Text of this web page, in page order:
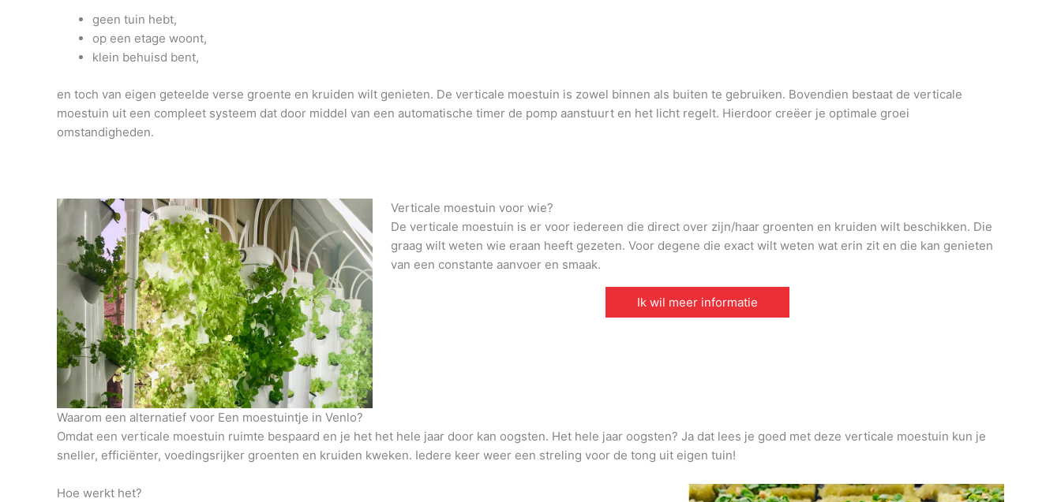
geen tuin hebt,
op een etage woont,
klein behuisd bent,
en toch van eigen geteelde verse groente en kruiden wilt genieten. De verticale moestuin is zowel binnen als buiten te gebruiken. Bovendien bestaat de verticale
moestuin uit een compleet systeem dat door middel van een automatische timer de pomp aanstuurt en het licht regelt. Hierdoor creëer je optimale groei
omstandigheden.
Verticale moestuin voor wie?
De verticale moestuin is er voor iedereen die direct over zijn/haar groenten en kruiden wilt beschikken. Die
graag wilt weten wie eraan heeft gezeten. Voor degene die exact wilt weten wat erin zit en die kan genieten
van een constante aanvoer en smaak.
Ik wil meer informatie
Waarom een alternatief voor Een moestuintje in Venlo?
Omdat een verticale moestuin ruimte bespaard en je het het hele jaar door kan oogsten. Het hele jaar oogsten? Ja dat lees je goed met deze verticale moestuin kun je
sneller, efficiënter, voedingsrijker groenten en kruiden kweken. Iedere keer weer een streling voor de tong uit eigen tuin!
Hoe werkt het?